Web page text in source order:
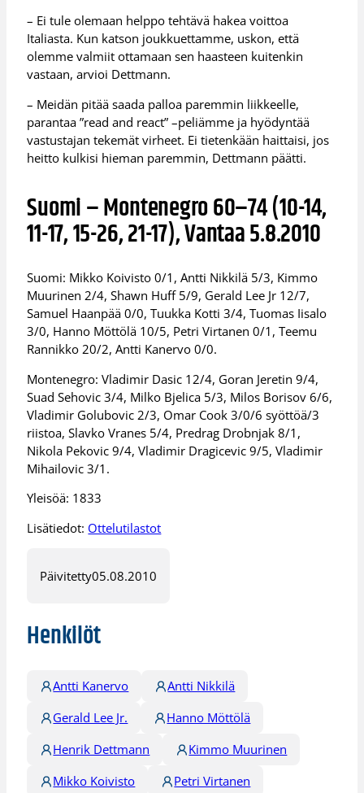
– Ei tule olemaan helppo tehtävä hakea voittoa
Italiasta. Kun katson joukkuettamme, uskon, että
olemme valmiit ottamaan sen haasteen kuitenkin
vastaan, arvioi Dettmann.
– Meidän pitää saada palloa paremmin liikkeelle,
parantaa ”read and react” –peliämme ja hyödyntää
vastustajan tekemät virheet. Ei tietenkään haittaisi, jos
heitto kulkisi hieman paremmin, Dettmann päätti.
Suomi – Montenegro 60–74 (10-14,
11-17, 15-26, 21-17), Vantaa 5.8.2010
Suomi: Mikko Koivisto 0/1, Antti Nikkilä 5/3, Kimmo
Muurinen 2/4, Shawn Huff 5/9, Gerald Lee Jr 12/7,
Samuel Haanpää 0/0, Tuukka Kotti 3/4, Tuomas Iisalo
3/0, Hanno Möttölä 10/5, Petri Virtanen 0/1, Teemu
Rannikko 20/2, Antti Kanervo 0/0.
Montenegro: Vladimir Dasic 12/4, Goran Jeretin 9/4,
Suad Sehovic 3/4, Milko Bjelica 5/3, Milos Borisov 6/6,
Vladimir Golubovic 2/3, Omar Cook 3/0/6 syöttöä/3
riistoa, Slavko Vranes 5/4, Predrag Drobnjak 8/1,
Nikola Pekovic 9/4, Vladimir Dragicevic 9/5, Vladimir
Mihailovic 3/1.
Yleisöä: 1833
Lisätiedot: Ottelutilastot
Päivitetty05.08.2010
Henkilöt
Antti Kanervo
Antti Nikkilä
Gerald Lee Jr.
Hanno Möttölä
Henrik Dettmann
Kimmo Muurinen
Mikko Koivisto
Petri Virtanen